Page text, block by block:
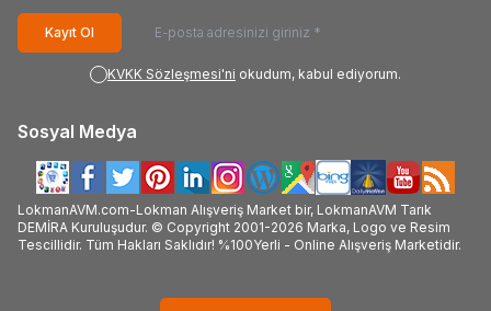
Kayıt Ol
KVKK Sözleşmesi'ni okudum, kabul ediyorum.
Sosyal Medya
LokmanAVM.com-Lokman Alışveriş Market bir, LokmanAVM Tarık
DEMİRA Kuruluşudur. © Copyright 2001-2026 Marka, Logo ve Resim
Tescillidir. Tüm Hakları Saklıdır! %100Yerli - Online Alışveriş Marketidir.